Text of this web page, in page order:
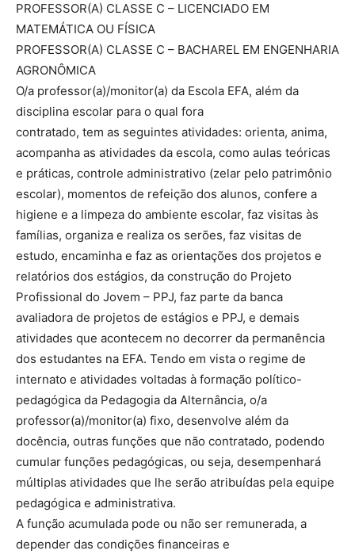
PROFESSOR(A) CLASSE C – LICENCIADO EM
MATEMÁTICA OU FÍSICA
PROFESSOR(A) CLASSE C – BACHAREL EM ENGENHARIA
AGRONÔMICA
O/a professor(a)/monitor(a) da Escola EFA, além da
disciplina escolar para o qual fora
contratado, tem as seguintes atividades: orienta, anima,
acompanha as atividades da escola, como aulas teóricas
e práticas, controle administrativo (zelar pelo patrimônio
escolar), momentos de refeição dos alunos, confere a
higiene e a limpeza do ambiente escolar, faz visitas às
famílias, organiza e realiza os serões, faz visitas de
estudo, encaminha e faz as orientações dos projetos e
relatórios dos estágios, da construção do Projeto
Profissional do Jovem – PPJ, faz parte da banca
avaliadora de projetos de estágios e PPJ, e demais
atividades que acontecem no decorrer da permanência
dos estudantes na EFA. Tendo em vista o regime de
internato e atividades voltadas à formação político-
pedagógica da Pedagogia da Alternância, o/a
professor(a)/monitor(a) fixo, desenvolve além da
docência, outras funções que não contratado, podendo
cumular funções pedagógicas, ou seja, desempenhará
múltiplas atividades que lhe serão atribuídas pela equipe
pedagógica e administrativa.
A função acumulada pode ou não ser remunerada, a
depender das condições financeiras e